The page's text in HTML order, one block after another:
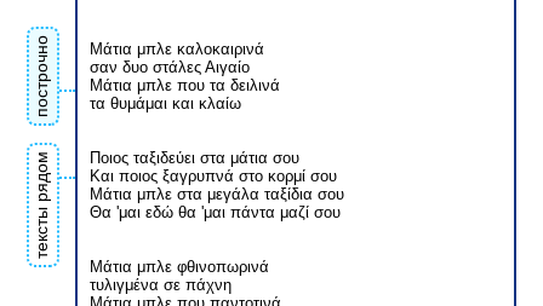
построчно
тексты рядом
Μάτια μπλε καλοκαιρινά
σαν δυο στάλες Αιγαίο
Μάτια μπλε που τα δειλινά
τα θυμάμαι και κλαίω
Ποιος ταξιδεύει στα μάτια σου
Και ποιος ξαγρυπνά στο κορμί σου
Μάτια μπλε στα μεγάλα ταξίδια σου
Θα 'μαι εδώ θα 'μαι πάντα μαζί σου
Μάτια μπλε φθινοπωρινά
τυλιγμένα σε πάχνη